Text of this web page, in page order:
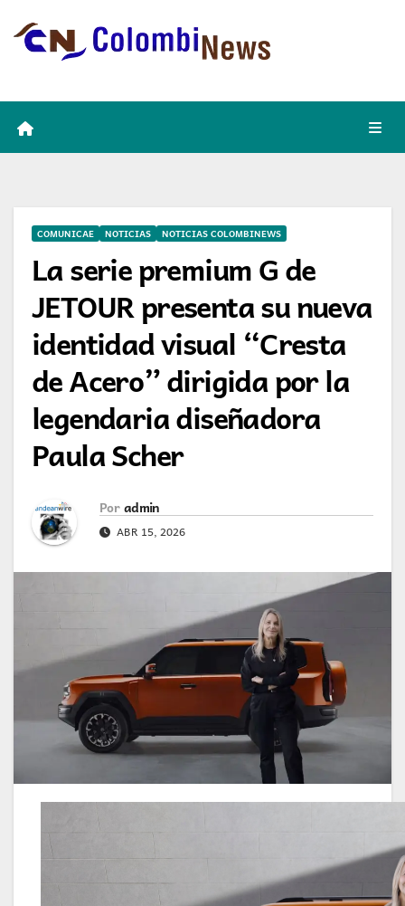
COMUNICAE NOTICIAS NOTICIAS COLOMBINEWS
La serie premium G de
JETOUR presenta su nueva
identidad visual “Cresta
de Acero” dirigida por la
legendaria diseñadora
Paula Scher
Por admin
ABR 15, 2026